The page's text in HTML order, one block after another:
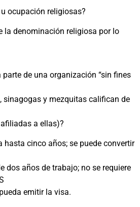
ocupación religiosas?
la denominación religiosa por lo
de una organización “sin fines
sinagogas y mezquitas califican de
a ellas)?
hasta cinco años; se puede convertir
dos años de trabajo; no se requiere
emitir la visa.